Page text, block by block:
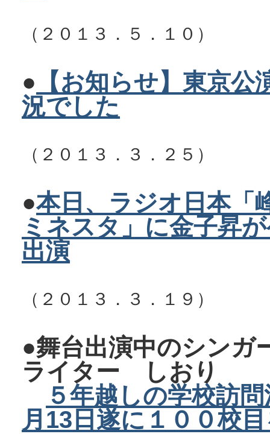
（２０１３．５．１０）
● 【お知らせ】東京公
況でした
（２０１３．３．２５）
●本日、ラジオ日本「
ミネスタ」に金子昇
出演
（２０１３．３．１９）
●舞台出演中のシンガ
ライター しおり
５年越しの学校訪
月13日遂に１００校